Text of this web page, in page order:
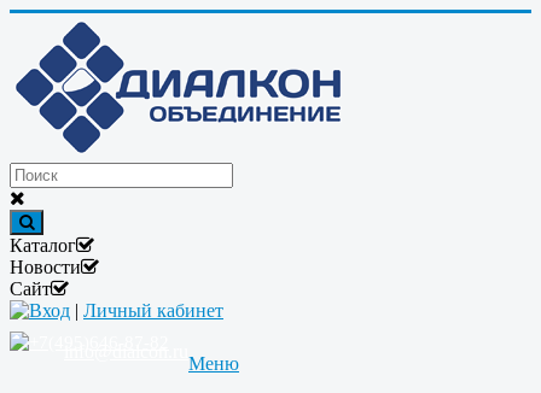
Каталог
Новости
Сайт
Вход | Личный кабинет
Меню